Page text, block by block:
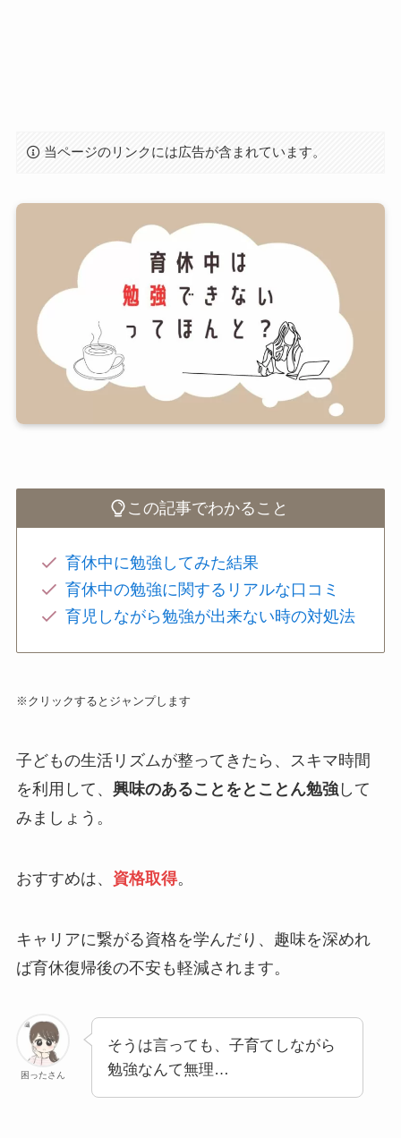
当ページのリンクには広告が含まれています。
この記事でわかること
育休中に勉強してみた結果
育休中の勉強に関するリアルな口コミ
育児しながら勉強が出来ない時の対処法
※クリックするとジャンプします
子どもの生活リズムが整ってきたら、スキマ時間
を利用して、 興味のあることをとことん勉強して
みましょう。
おすすめは、 資格取得。
キャリアに繋がる資格を学んだり、趣味を深めれ
ば育休復帰後の不安も軽減されます。
困ったさん
そうは言っても、子育てしながら
勉強なんて無理…